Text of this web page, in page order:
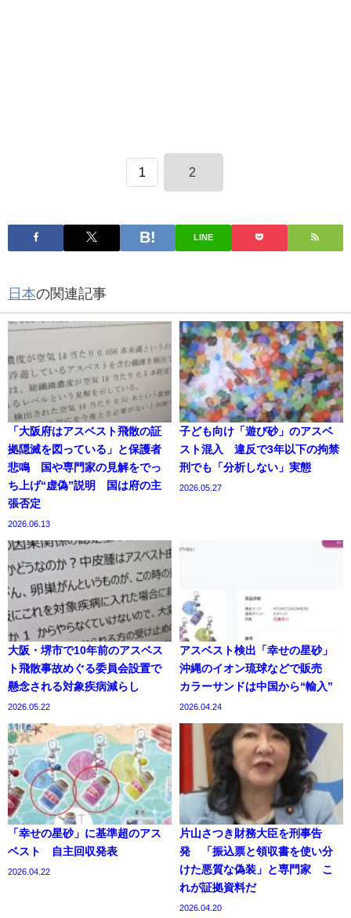
1 2
LINE
日本の関連記事
「大阪府はアスベスト飛散の証
拠隠滅を図っている」と保護者
悲鳴 国や専門家の見解をでっ
ち上げ“虚偽”説明 国は府の主
張否定
2026.06.13
子ども向け「遊び砂」のアスベ
スト混入 違反で3年以下の拘禁
刑でも「分析しない」実態
2026.05.27
大阪・堺市で10年前のアスベス
ト飛散事故めぐる委員会設置で
懸念される対象疾病減らし
2026.05.22
アスベスト検出「幸せの星砂」
沖縄のイオン琉球などで販売
カラーサンドは中国から“輸入”
2026.04.24
「幸せの星砂」に基準超のアス
ベスト 自主回収発表
2026.04.22
片山さつき財務大臣を刑事告
発 「振込票と領収書を使い分
けた悪質な偽装」と専門家 こ
れが証拠資料だ
2026.04.20